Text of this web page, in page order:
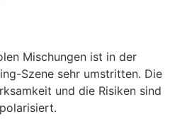
Mischungen ist in der
Szene sehr umstritten. Die
und die Risiken sind